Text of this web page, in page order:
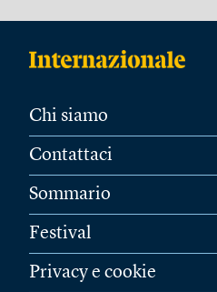
Chi siamo
Contattaci
Sommario
Festival
Privacy e cookie